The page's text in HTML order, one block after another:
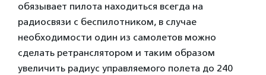
обязывает пилота находиться всегда на
радиосвязи с беспилотником, в случае
необходимости один из самолетов можно
сделать ретранслятором и таким образом
увеличить радиус управляемого полета до 240